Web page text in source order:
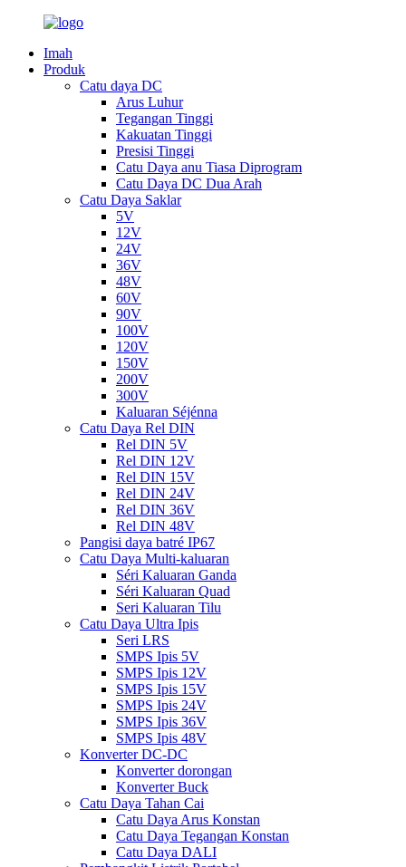
Imah
Produk
Catu daya DC
Arus Luhur
Tegangan Tinggi
Kakuatan Tinggi
Presisi Tinggi
Catu Daya anu Tiasa Diprogram
Catu Daya DC Dua Arah
Catu Daya Saklar
5V
12V
24V
36V
48V
60V
90V
100V
120V
150V
200V
300V
Kaluaran Séjénna
Catu Daya Rel DIN
Rel DIN 5V
Rel DIN 12V
Rel DIN 15V
Rel DIN 24V
Rel DIN 36V
Rel DIN 48V
Pangisi daya batré IP67
Catu Daya Multi-kaluaran
Séri Kaluaran Ganda
Séri Kaluaran Quad
Seri Kaluaran Tilu
Catu Daya Ultra Ipis
Seri LRS
SMPS Ipis 5V
SMPS Ipis 12V
SMPS Ipis 15V
SMPS Ipis 24V
SMPS Ipis 36V
SMPS Ipis 48V
Konverter DC-DC
Konverter dorongan
Konverter Buck
Catu Daya Tahan Cai
Catu Daya Arus Konstan
Catu Daya Tegangan Konstan
Catu Daya DALI